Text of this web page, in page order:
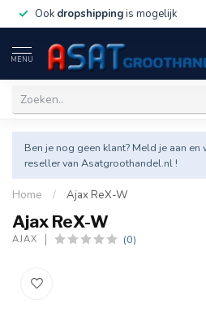
Ook dropshippingis mogelijk
MENU
Ben je nog geen klant? Meld je aan
reseller van Asatgroothandel.nl !
Home / Ajax ReX-W
Ajax ReX-W
AJAX (0)